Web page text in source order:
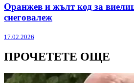
Оранжев и жълт код за
снеговалеж
17.02.2026
ПРОЧЕТЕТЕ ОЩЕ